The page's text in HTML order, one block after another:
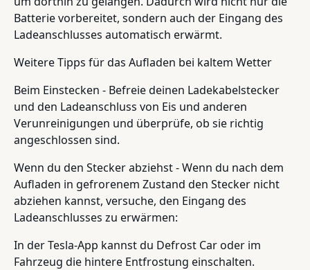
Batterie vorbereitet, sondern auch der Eingang des
Ladeanschlusses automatisch erwärmt.
Weitere Tipps für das Aufladen bei kaltem Wetter
Beim Einstecken - Befreie deinen Ladekabelstecker
und den Ladeanschluss von Eis und anderen
Verunreinigungen und überprüfe, ob sie richtig
angeschlossen sind.
Wenn du den Stecker abziehst - Wenn du nach dem
Aufladen in gefrorenem Zustand den Stecker nicht
abziehen kannst, versuche, den Eingang des
Ladeanschlusses zu erwärmen:
In der Tesla-App kannst du Defrost Car oder im
Fahrzeug die hintere Entfrostung einschalten.